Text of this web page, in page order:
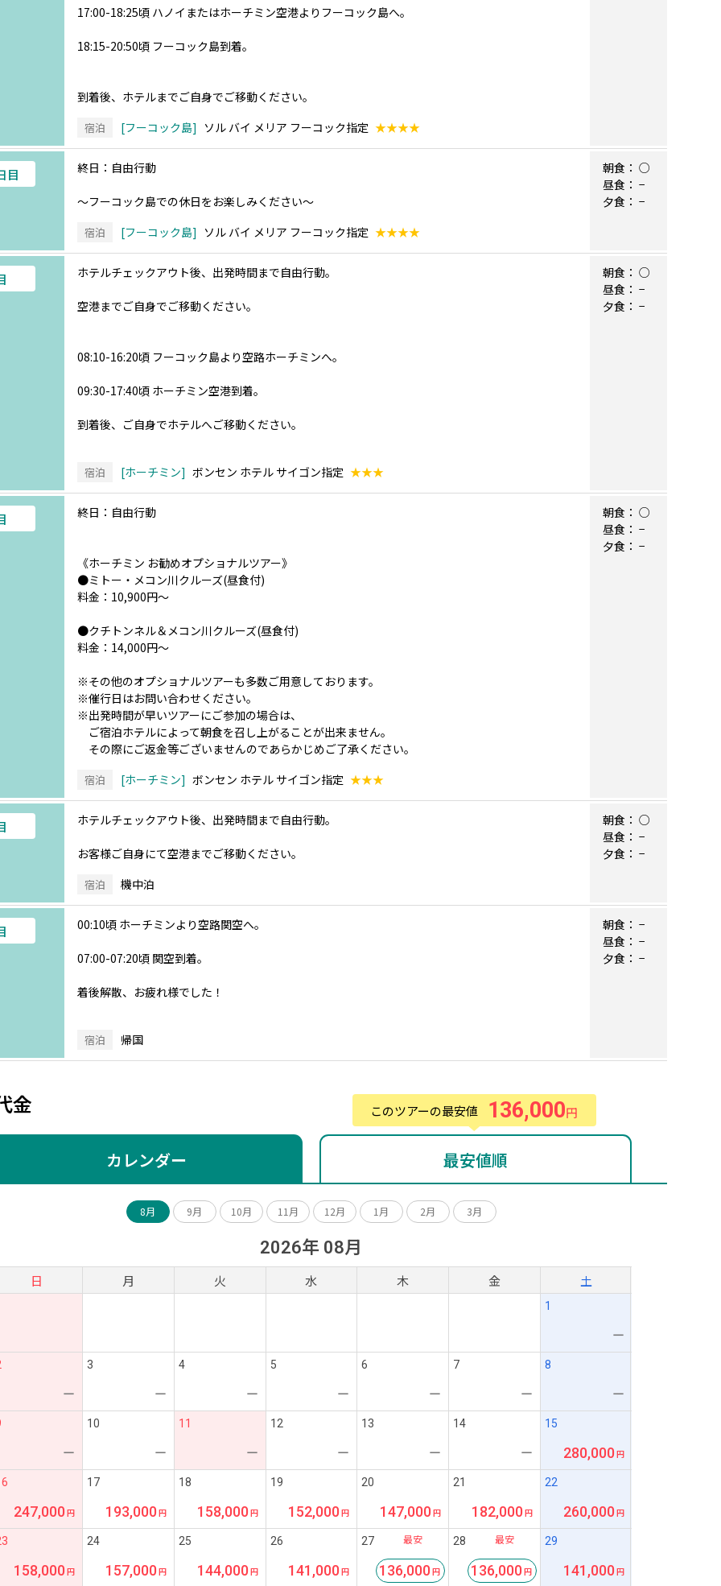
17:00-18:25頃 ハノイまたはホーチミン空港よりフーコック島へ。
18:15-20:50頃 フーコック島到着。
到着後、ホテルまでご自身でご移動ください。
宿泊 フーコック島 ソル バイ メリア フーコック指定 ★★★★
目 終日：自由行動
～フーコック島での休日をお楽しみください～
宿泊 フーコック島 ソル バイ メリア フーコック指定 ★★★★
朝食： ○
昼食： −
夕食： −
ホテルチェックアウト後、出発時間まで自由行動。
空港までご自身でご移動ください。
08:10-16:20頃 フーコック島より空路ホーチミンへ。
09:30-17:40頃 ホーチミン空港到着。
到着後、ご自身でホテルへご移動ください。
宿泊 ホーチミン ボンセン ホテル サイゴン指定 ★★★
朝食： ○
昼食： −
夕食： −
終日：自由行動
《ホーチミン お勧めオプショナルツアー》
●ミトー・メコン川クルーズ(昼食付)
料金：10,900円～
●クチトンネル＆メコン川クルーズ(昼食付)
料金：14,000円～
※その他のオプショナルツアーも多数ご用意しております。
※催行日はお問い合わせください。
※出発時間が早いツアーにご参加の場合は、
ご宿泊ホテルによって朝食を召し上がることが出来ません。
その際にご返金等ございませんのであらかじめご了承ください。
宿泊 ホーチミン ボンセン ホテル サイゴン指定 ★★★
朝食： ○
昼食： −
夕食： −
ホテルチェックアウト後、出発時間まで自由行動。
お客様ご自身にて空港までご移動ください。
宿泊 機中泊
朝食： ○
昼食： −
夕食： −
00:10頃 ホーチミンより空路関空へ。
07:00-07:20頃 関空到着。
着後解散、お疲れ様でした！
宿泊 帰国
朝食： −
昼食： −
夕食： −
金 このツアーの最安値 136,000円
カレンダー 最安値順
8月 9月 10月 11月 12月 1月 2月 3月
2026年 08月
日 月 火 水 木 金 土
1
ー
ー
3
ー
4
ー
5
ー
6
ー
7
ー
8
ー
ー
10
ー
11
ー
12
ー
13
ー
14
ー
15
280,000
247,000
17
193,000
18
158,000
19
152,000
20
147,000
21
182,000
22
260,000
158,000
24
157,000
25
144,000
26
141,000
27 最安
136,000
28 最安
136,000
29
141,000